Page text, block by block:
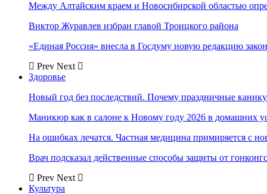
Между Алтайским краем и Новосибирской областью
Виктор Журавлев избран главой Троицкого района
«Единая Россия» внесла в Госдуму новую редакцию
Prev Next
Здоровье
Новый год без последствий. Почему праздничные
Маникюр как в салоне к Новому году 2026 в домашних
На ошибках лечатся. Частная медицина примиряется с
Врач подсказал действенные способы защиты от
Prev Next
Культура